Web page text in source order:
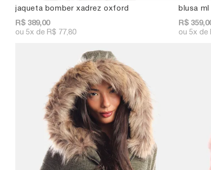
jaqueta bomber xadrez oxford
R$ 389,00
5x R$ 77,80
blusa
R$
5x